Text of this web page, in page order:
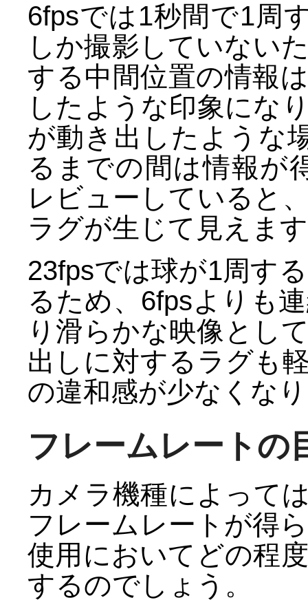
6fpsでは1秒間で1周
しか撮影していない
する中間位置の情報
したような印象にな
が動き出したような
るまでの間は情報が
レビューしていると
ラグが生じて見えま
23fpsでは球が1周す
るため、6fpsよりも
り滑らかな映像とし
出しに対するラグも
の違和感が少なくな
フレームレートの
カメラ機種によって
フレームレートが得
使用においてどの程
するのでしょう。